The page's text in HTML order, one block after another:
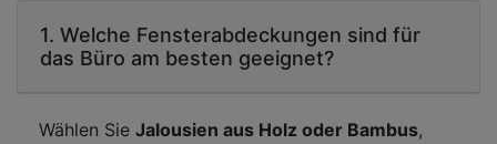
1. Welche Fensterabdeckungen sind für
das Büro am besten geeignet?
Wählen Sie Jalousien aus Holz oder Bambus,